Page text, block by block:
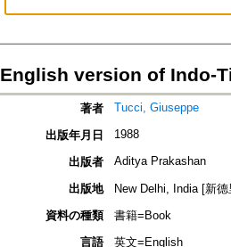
English version of Indo-
著者 Tucci, Giuseppe
出版年月日 1988
出版者 Aditya Prakashan
出版地
New Delhi, India [新
資料の種類
書籍=Book
言語
英文=English